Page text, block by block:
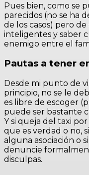
Pues bien, como se
parecidos (no se ha
de los casos) pero
inteligentes y saber
enemigo entre el
Pautas a tener
Desde mi punto de
principio, no se le
es libre de escoger
puede ser bastante
Y si queja del taxi
que es verdad o no,
alguna asociación o
denuncie
disculpas.